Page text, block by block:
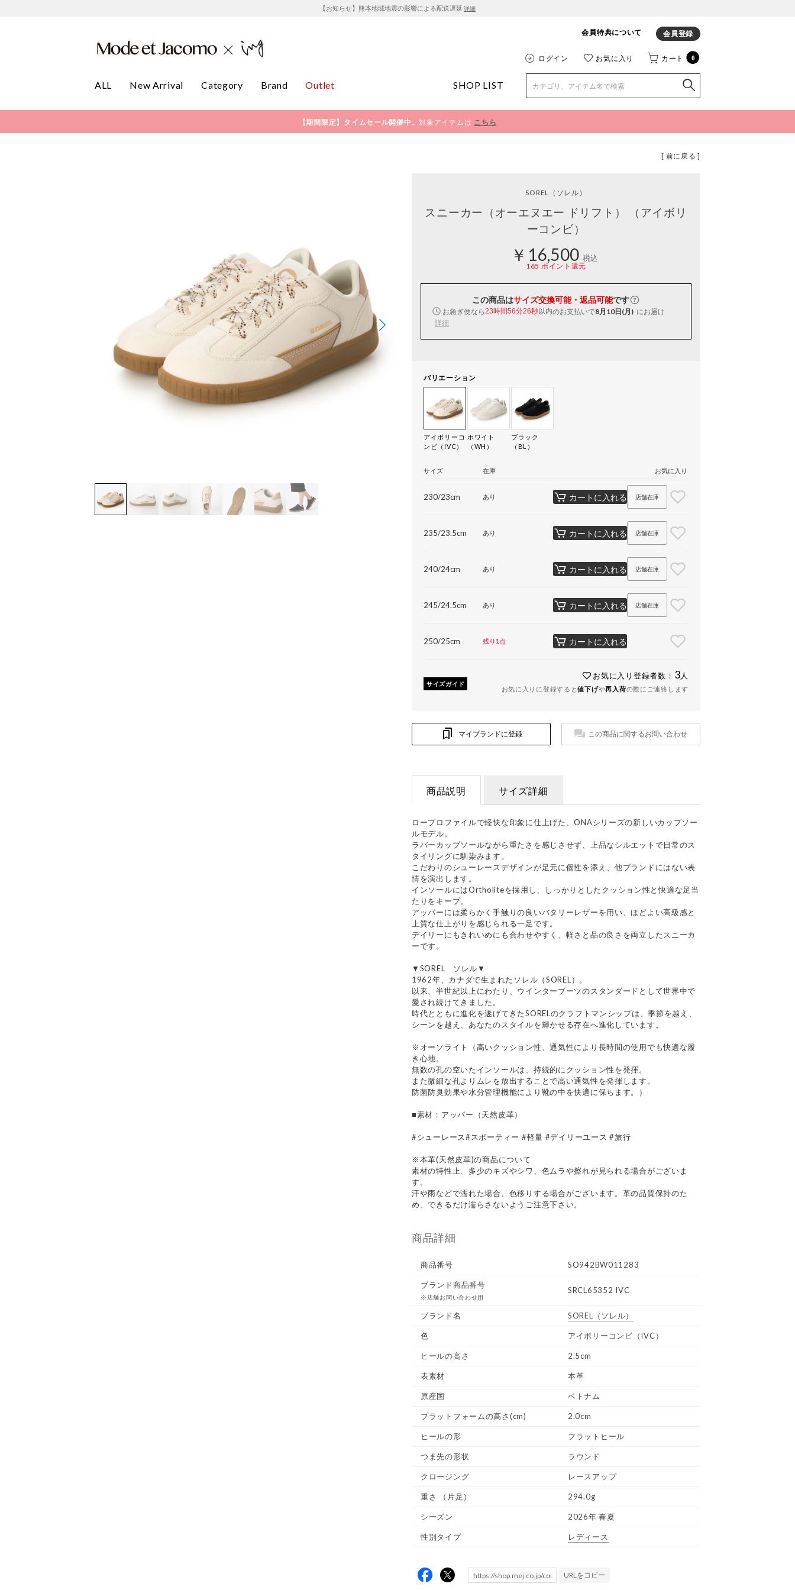
【お知らせ】熊本地域地震の影響による配送遅延 詳細
会員特典について 会員登録
ログイン お気に入り カート 0
ALL New Arrival Category Brand Outlet SHOP LIST
【期間限定】タイムセール開催中。対象アイテムは こちら
[ 前に戻る ]
SOREL （ソレル）
スニーカー（オーエヌエー ドリフト） （アイボリ
ーコンビ）
￥16,500 税込
165 ポイント還元
この商品はサイズ交換可能・返品可能です
お急ぎ便なら23時間56分25秒以内のお支払いで8月10日(月) にお届け
詳細
バリエーション
アイボリーコ
ンビ（IVC）
ホワイト
（WH）
ブラック
（BL）
サイズ 在庫 お気に入り
230/23cm あり カートに入れる 店舗在庫
235/23.5cm あり カートに入れる 店舗在庫
240/24cm あり カートに入れる 店舗在庫
245/24.5cm あり カートに入れる 店舗在庫
250/25cm 残り1点 カートに入れる
サイズガイド
お気に入り登録者数： 3 人
お気に入りに登録すると値下げや再入荷の際にご連絡します
マイブランドに登録 この商品に関するお問い合わせ
商品説明 サイズ詳細
ロープロファイルで軽快な印象に仕上げた、ONAシリーズの新しいカップソー
ルモデル。
ラバーカップソールながら重たさを感じさせず、上品なシルエットで日常のス
タイリングに馴染みます。
こだわりのシューレースデザインが足元に個性を添え、他ブランドにはない表
情を演出します。
インソールにはOrtholiteを採用し、しっかりとしたクッション性と快適な足当
たりをキープ。
アッパーには柔らかく手触りの良いバタリーレザーを用い、ほどよい高級感と
上質な仕上がりを感じられる一足です。
デイリーにもきれいめにも合わせやすく、軽さと品の良さを両立したスニーカ
ーです。
▼SOREL ソレル▼
1962年、カナダで生まれたソレル（SOREL）。
以来、半世紀以上にわたり、ウインターブーツのスタンダードとして世界中で
愛され続けてきました。
時代とともに進化を遂げてきたSORELのクラフトマンシップは、季節を越え、
シーンを越え、あなたのスタイルを輝かせる存在へ進化しています。
※オーソライト（高いクッション性、通気性により長時間の使用でも快適な履
き心地。
無数の孔の空いたインソールは、持続的にクッション性を発揮。
また微細な孔よりムレを放出することで高い通気性を発揮します。
防菌防臭効果や水分管理機能により靴の中を快適に保ちます。）
■素材：アッパー（天然皮革）
#シューレース#スポーティー #軽量 #デイリーユース #旅行
※本革(天然皮革)の商品について
素材の特性上、多少のキズやシワ、色ムラや擦れが見られる場合がございま
す。
汗や雨などで濡れた場合、色移りする場合がございます。革の品質保持のた
め、できるだけ濡らさないようご注意下さい。
商品詳細
商品番号 SO942BW011283
ブランド商品番号
※店舗お問い合わせ用
SRCL65352 IVC
ブランド名 SOREL （ソレル）
色 アイボリーコンビ（IVC）
ヒールの高さ 2.5cm
表素材 本革
原産国 ベトナム
プラットフォームの高さ(cm) 2.0cm
ヒールの形 フラットヒール
つま先の形状 ラウンド
クロージング レースアップ
重さ （片足） 294.0g
シーズン 2026年 春夏
性別タイプ レディース
URLをコピー